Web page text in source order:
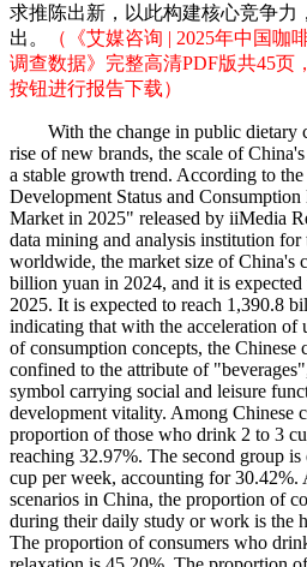
求推陈出新，以此构建核心竞争力
出。
（《艾媒咨询 | 2025年中国
调查数据》完整高清PDF版共45页
按钮进行报告下载）
With the change in public dietary
rise of new brands, the scale of
a stable growth trend. According to
Development Status and
Market in 2025" released by iiMedia
data mining and analysis institution
worldwide, the market size of China's
billion yuan in 2024, and it is
2025. It is expected to reach 1,390.8
indicating that with the acceleration of
of consumption concepts, the Chinese
confined to the attribute of
symbol carrying social and leisure
development vitality. Among Chinese
proportion of those who drink 2 to 3
reaching 32.97%. The second group
cup per week, accounting for
scenarios in China, the proportion of
during their daily study or work is the
The proportion of consumers who